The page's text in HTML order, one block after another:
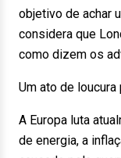
objetivo de achar
considera que
como dizem os
Um ato de
A Europa luta
de energia, a